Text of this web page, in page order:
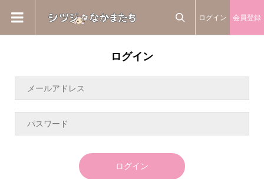
ログイン 会員登録
ログイン
ログイン